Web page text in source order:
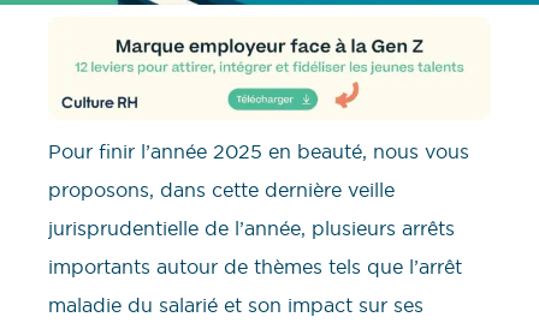
Pour finir l’année 2025 en beauté, nous vous
proposons, dans cette dernière veille
jurisprudentielle de l’année, plusieurs arrêts
importants autour de thèmes tels que l’arrêt
maladie du salarié et son impact sur ses